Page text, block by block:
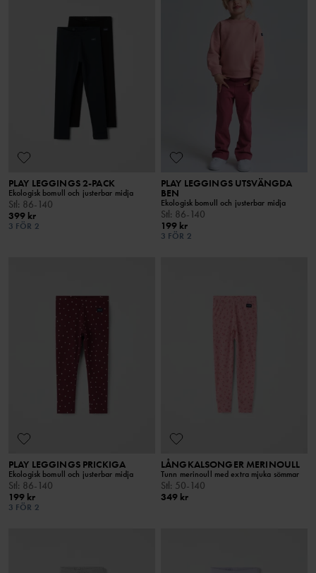
PLAY LEGGINGS 2-PACK
Ekologisk bomull och justerbar midja
Stl : 86-140
399 kr
3 FÖR 2
PLAY LEGGINGS UTSVÄNGDA
BEN
Ekologisk bomull och justerbar midja
Stl : 86-140
199 kr
3 FÖR 2
PLAY LEGGINGS PRICKIGA
Ekologisk bomull och justerbar midja
Stl: 86-140
199 kr
3 FÖR 2
LÅNGKALSONGER MERINOULL
Tunn merinoull med extra mjuka sömmar
Stl: 50-140
349 kr